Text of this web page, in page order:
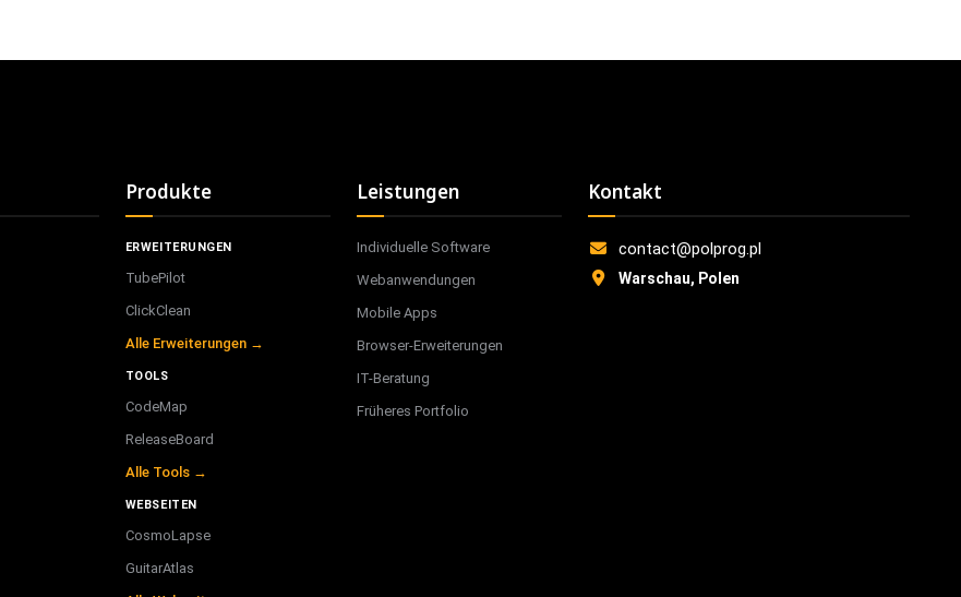
Produkte
ERWEITERUNGEN
TubePilot
ClickClean
Alle Erweiterungen →
TOOLS
CodeMap
ReleaseBoard
Alle Tools →
WEBSEITEN
CosmoLapse
GuitarAtlas
Leistungen
Individuelle Software
Webanwendungen
Mobile Apps
Browser-Erweiterungen
IT-Beratung
Früheres Portfolio
Kontakt
contact@polprog.pl
Warschau, Polen